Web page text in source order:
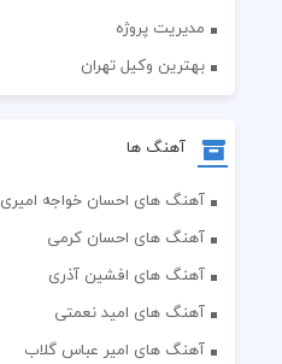
مدیریت پروژه
بهترین وکیل تهران
آهنگ ها
آهنگ های احسان خواجه امیری
آهنگ های احسان کرمی
آهنگ های افشین آذری
آهنگ های امید نعمتی
آهنگ های امیر عباس گلاب